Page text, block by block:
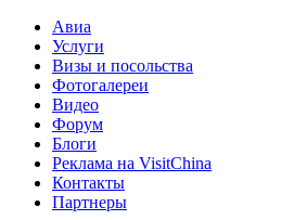
Авиа
Услуги
Визы и посольства
Фотогалереи
Видео
Форум
Блоги
Реклама на VisitChina
Контакты
Партнеры